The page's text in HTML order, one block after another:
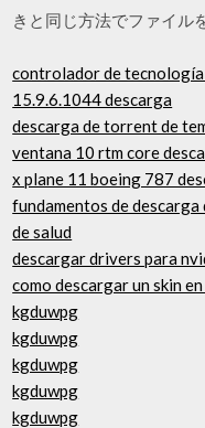
きと同じ方法でファイル
controlador de tecnología
15.9.6.1044 descarga
descarga de torrent de
ventana 10 rtm core
x plane 11 boeing 787
fundamentos de
de salud
descargar drivers para
como descargar un skin en
kgduwpg
kgduwpg
kgduwpg
kgduwpg
kgduwpg